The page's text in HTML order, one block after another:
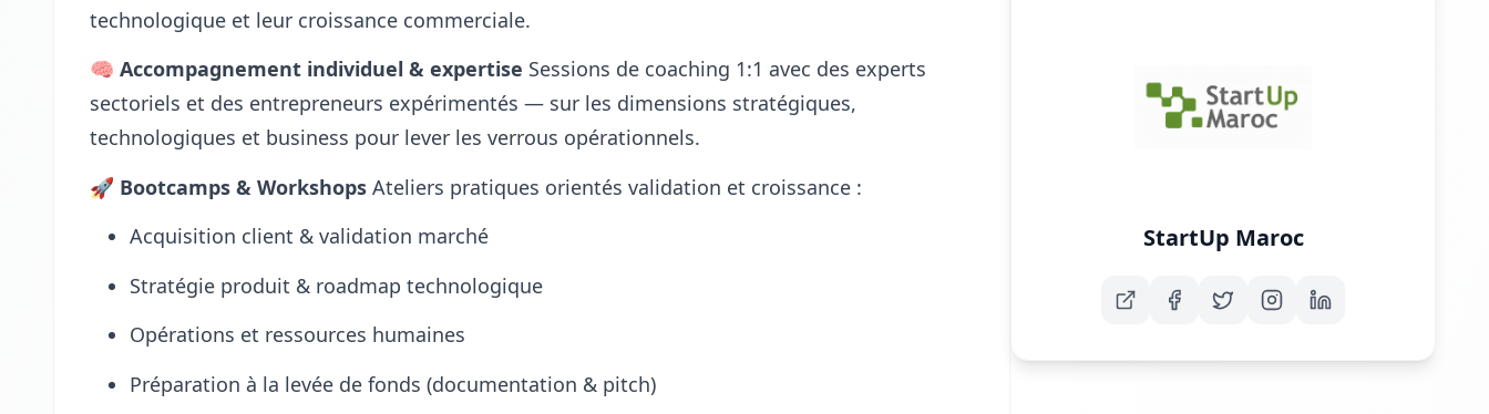
technologique et leur croissance commerciale.
🧠 Accompagnement individuel & expertise Sessions de coaching 1:1 avec des experts
sectoriels et des entrepreneurs expérimentés — sur les dimensions stratégiques,
technologiques et business pour lever les verrous opérationnels.
🚀 Bootcamps & Workshops Ateliers pratiques orientés validation et croissance :
Acquisition client & validation marché
Stratégie produit & roadmap technologique
Opérations et ressources humaines
Préparation à la levée de fonds (documentation & pitch)
StartUp Maroc